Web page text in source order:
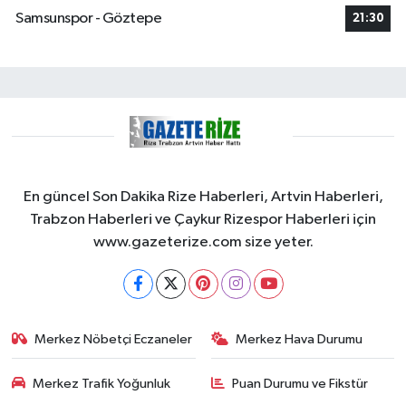
Samsunspor - Göztepe
21:30
En güncel Son Dakika Rize Haberleri, Artvin Haberleri,
Trabzon Haberleri ve Çaykur Rizespor Haberleri için
www.gazeterize.com size yeter.
Merkez Nöbetçi Eczaneler Merkez Hava Durumu
Merkez Trafik Yoğunluk
Puan Durumu ve Fikstür